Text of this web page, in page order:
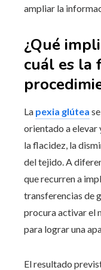
ampliar la
¿Qué
cuál es la
La pexia glútea
orientado a
la flacidez, la
del tejido. A
que recurren a
transferencias de
procura activar el
para lograr una
El resultado